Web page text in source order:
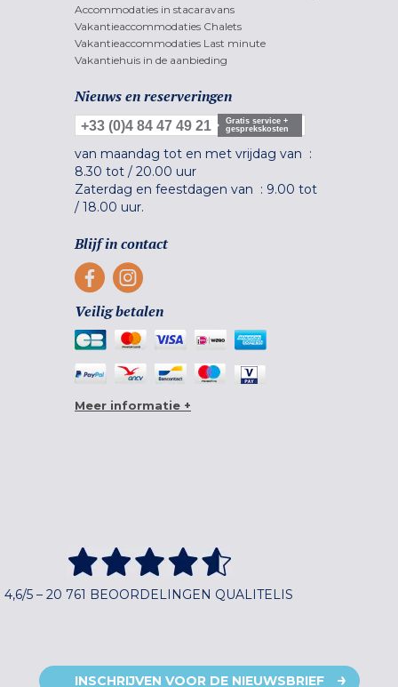
Accommodaties in stacaravans
Vakantieaccommodaties Chalets
Vakantieaccommodaties Last minute
Vakantiehuis in de aanbieding
Nieuws en reserveringen
+33 (0)4 84 47 49 21
Gratis service +
gesprekskosten
van maandag tot en met vrijdag van :
8.30 tot / 20.00 uur
Zaterdag en feestdagen van : 9.00 tot
/ 18.00 uur.
Blijf in contact
Veilig betalen
Meer informatie +
4,6/5 – 20 761 BEOORDELINGEN QUALITELIS
INSCHRIJVEN VOOR DE NIEUWSBRIEF